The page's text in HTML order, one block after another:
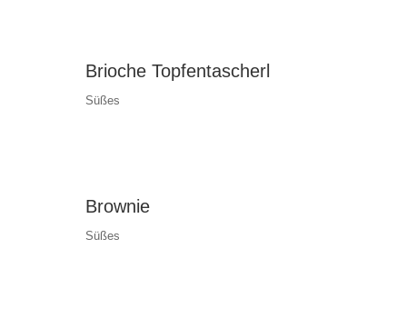
Brioche Topfentascherl
Süßes
Brownie
Süßes